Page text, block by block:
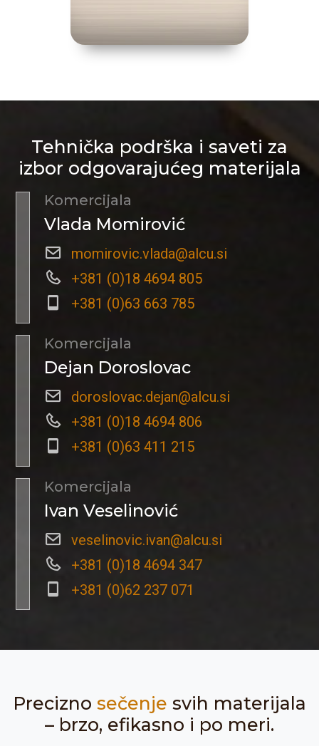
Tehnička podrška i saveti za
izbor odgovarajućeg materijala
Komercijala
Vlada Momirović
momirovic.vlada@alcu.si
+381 (0)18 4694 805
+381 (0)63 663 785
Komercijala
Dejan Doroslovac
doroslovac.dejan@alcu.si
+381 (0)18 4694 806
+381 (0)63 411 215
Komercijala
Ivan Veselinović
veselinovic.ivan@alcu.si
+381 (0)18 4694 347
+381 (0)62 237 071
Precizno sečenje svih materijala
– brzo, efikasno i po meri.